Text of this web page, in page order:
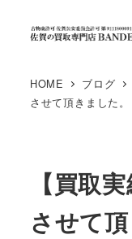
HOME ブログ
させて頂きました。
【買取
させて頂